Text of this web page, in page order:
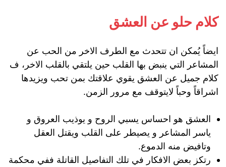
كلام حلو عن العشق
ايضاً يُمكن ان تتحدث مع الطرف الاخر من الحب عن
المشاعر التي ينبض بها القلب حين يلتقي بالقلب الاخر، ف
كلام جميل عن العشق يقوي علاقتك بمن تحب ويزيدها
اشراقاً وحباً لايتوقف مع مرور الزمن.
العشق هو احساس يسبي الروح و يوذيب العروق و
ياسر المشاعر و يصيطر على القلب ويقتل العقل
وتافيض منه الدموع.
رتكز بعض الافكار في تلك التفاصيل القاتلة ففي محكمة